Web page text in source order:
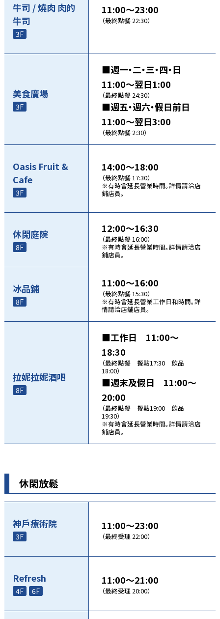
3F
牛司 / 燒肉 肉的
牛司
11:00～23:00
（最終點餐 22:30）
3F
美食廣場
■週一・二・三・四・日
11:00～翌日1:00
（最終點餐 24:30）
■週五・週六・假日前日
11:00～翌日3:00
（最終點餐 2:30）
3F
Oasis Fruit &
Cafe
14:00～18:00
（最終點餐 17:30）
※有時會延長營業時間。詳情請洽店
鋪店員。
8F
休閑庭院 12:00～16:30
（最終點餐 16:00）
※有時會延長營業時間。詳情請洽店
鋪店員。
8F
冰品鋪 11:00～16:00
（最終點餐 15:30）
※有時會延長營業工作日和時間。詳
情請洽店舖店員。
8F
拉妮拉妮酒吧
■工作日 11:00～
18:30
（最終點餐 餐點17:30 飲品
18:00）
■週末及假日 11:00～
20:00
（最終點餐 餐點19:00 飲品
19:30）
※有時會延長營業時間。詳情請洽店
鋪店員。
休閑放鬆
3F
神戶療術院 11:00～23:00
（最終受理 22:00）
4F 6F
Refresh 11:00～21:00
（最終受理 20:00）